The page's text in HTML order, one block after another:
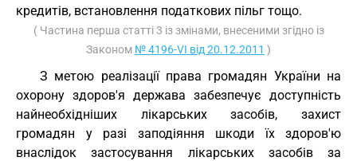
кредитів, встановлення податкових пільг тощо.
( Частина перша статті 3 із змінами, внесеними згідно із
Законом № 4196-VI від 20.12.2011 )
З метою реалізації права громадян України на
охорону здоров'я держава забезпечує доступність
найнеобхідніших лікарських засобів, захист
громадян у разі заподіяння шкоди їх здоров'ю
внаслідок застосування лікарських засобів за